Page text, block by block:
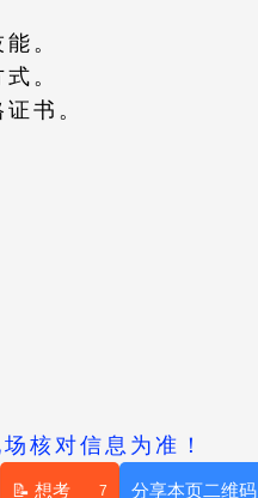
。
。
书。
核对信息为准！
7
📝 想考 分享本页二维码